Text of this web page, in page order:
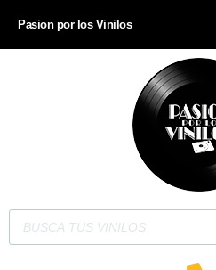
Pasion por los Vinilos